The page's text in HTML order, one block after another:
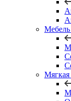
Мебель
Мягкая